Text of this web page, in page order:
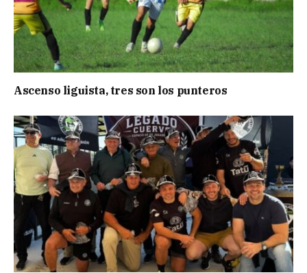
Ascenso liguista, tres son los punteros